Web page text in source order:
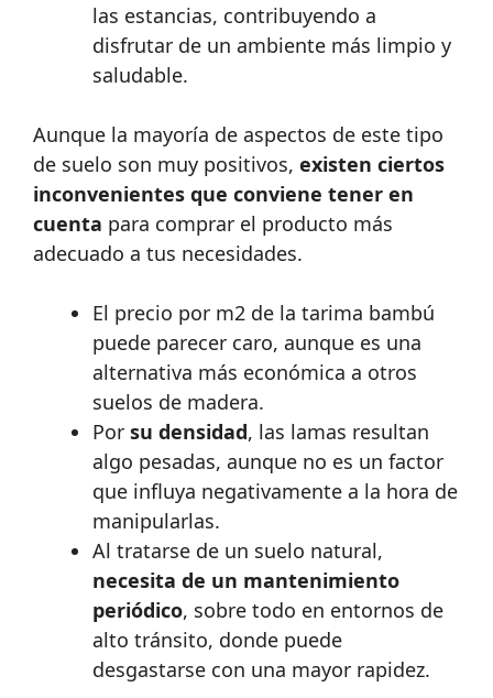
las estancias, contribuyendo a
disfrutar de un ambiente más limpio y
saludable.
Aunque la mayoría de aspectos de este tipo
de suelo son muy positivos, existen ciertos
inconvenientes que conviene tener en
cuenta para comprar el producto más
adecuado a tus necesidades.
El precio por m2 de la tarima bambú
puede parecer caro, aunque es una
alternativa más económica a otros
suelos de madera.
Por su densidad, las lamas resultan
algo pesadas, aunque no es un factor
que influya negativamente a la hora de
manipularlas.
Al tratarse de un suelo natural,
necesita de un mantenimiento
periódico, sobre todo en entornos de
alto tránsito, donde puede
desgastarse con una mayor rapidez.